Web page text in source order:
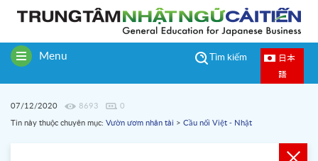
ToggleMenu
日本
語
Tìm kiếm
07/12/2020 8693 0
Tin này thuộc chuyên mục: Vườn ươm nhân tài > Cầu nối Việt - Nhật